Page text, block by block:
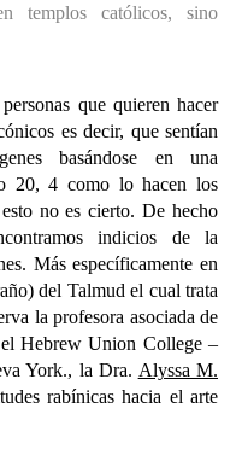
templos católicos, sino
que quieren hacer
es decir, que sentían
basándose en una
20, 4 como lo hacen los
no es cierto. De hecho
indicios de la
Más específicamente en
del Talmud el cual trata
la profesora asociada de
Hebrew Union College –
York., la Dra. Alyssa M.
rabínicas hacia el arte